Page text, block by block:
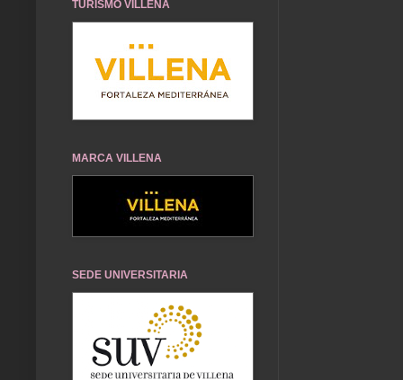
TURISMO VILLENA
MARCA VILLENA
SEDE UNIVERSITARIA